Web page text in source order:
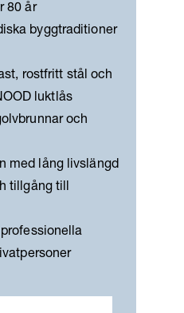
80 år
byggtraditioner
rostfritt stål och
luktlås
och
med lång livslängd
tillgång till